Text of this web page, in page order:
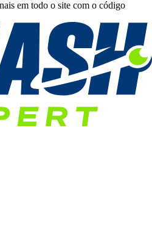
em todo o site com o código